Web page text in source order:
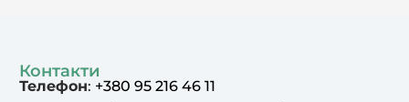
Контакти
Телефон: +380 95 216 46 11